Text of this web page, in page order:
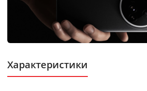
Характеристики